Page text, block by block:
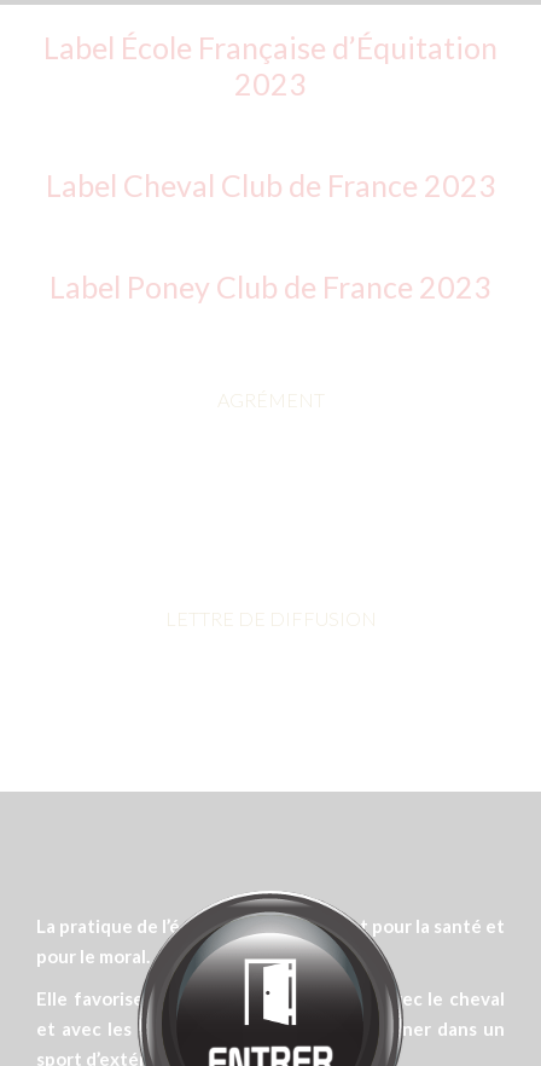
Bienvenue chez
MANÈGE DE LA
TUILERIE